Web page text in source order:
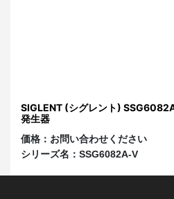
SIGLENT (シグレント)
発生器
価格： お問い合わせください
シリーズ名： SSG6082A-V